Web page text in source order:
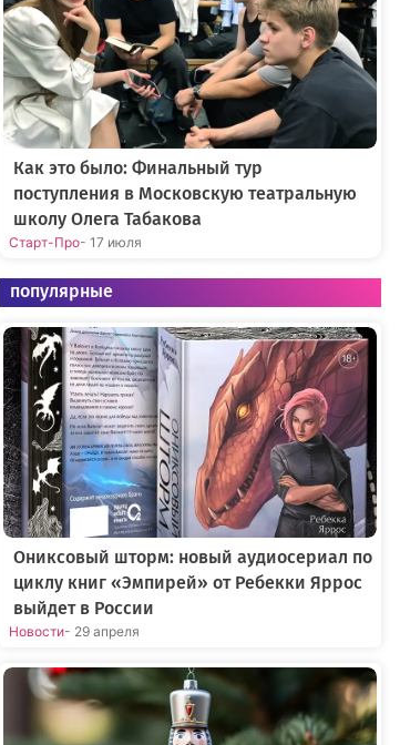
Как это было: Финальный тур
поступления в Московскую театральную
школу Олега Табакова
Старт-Про- 17 июля
популярные
Ониксовый шторм: новый аудиосериал по
циклу книг «Эмпирей» от Ребекки Яррос
выйдет в России
Новости- 29 апреля